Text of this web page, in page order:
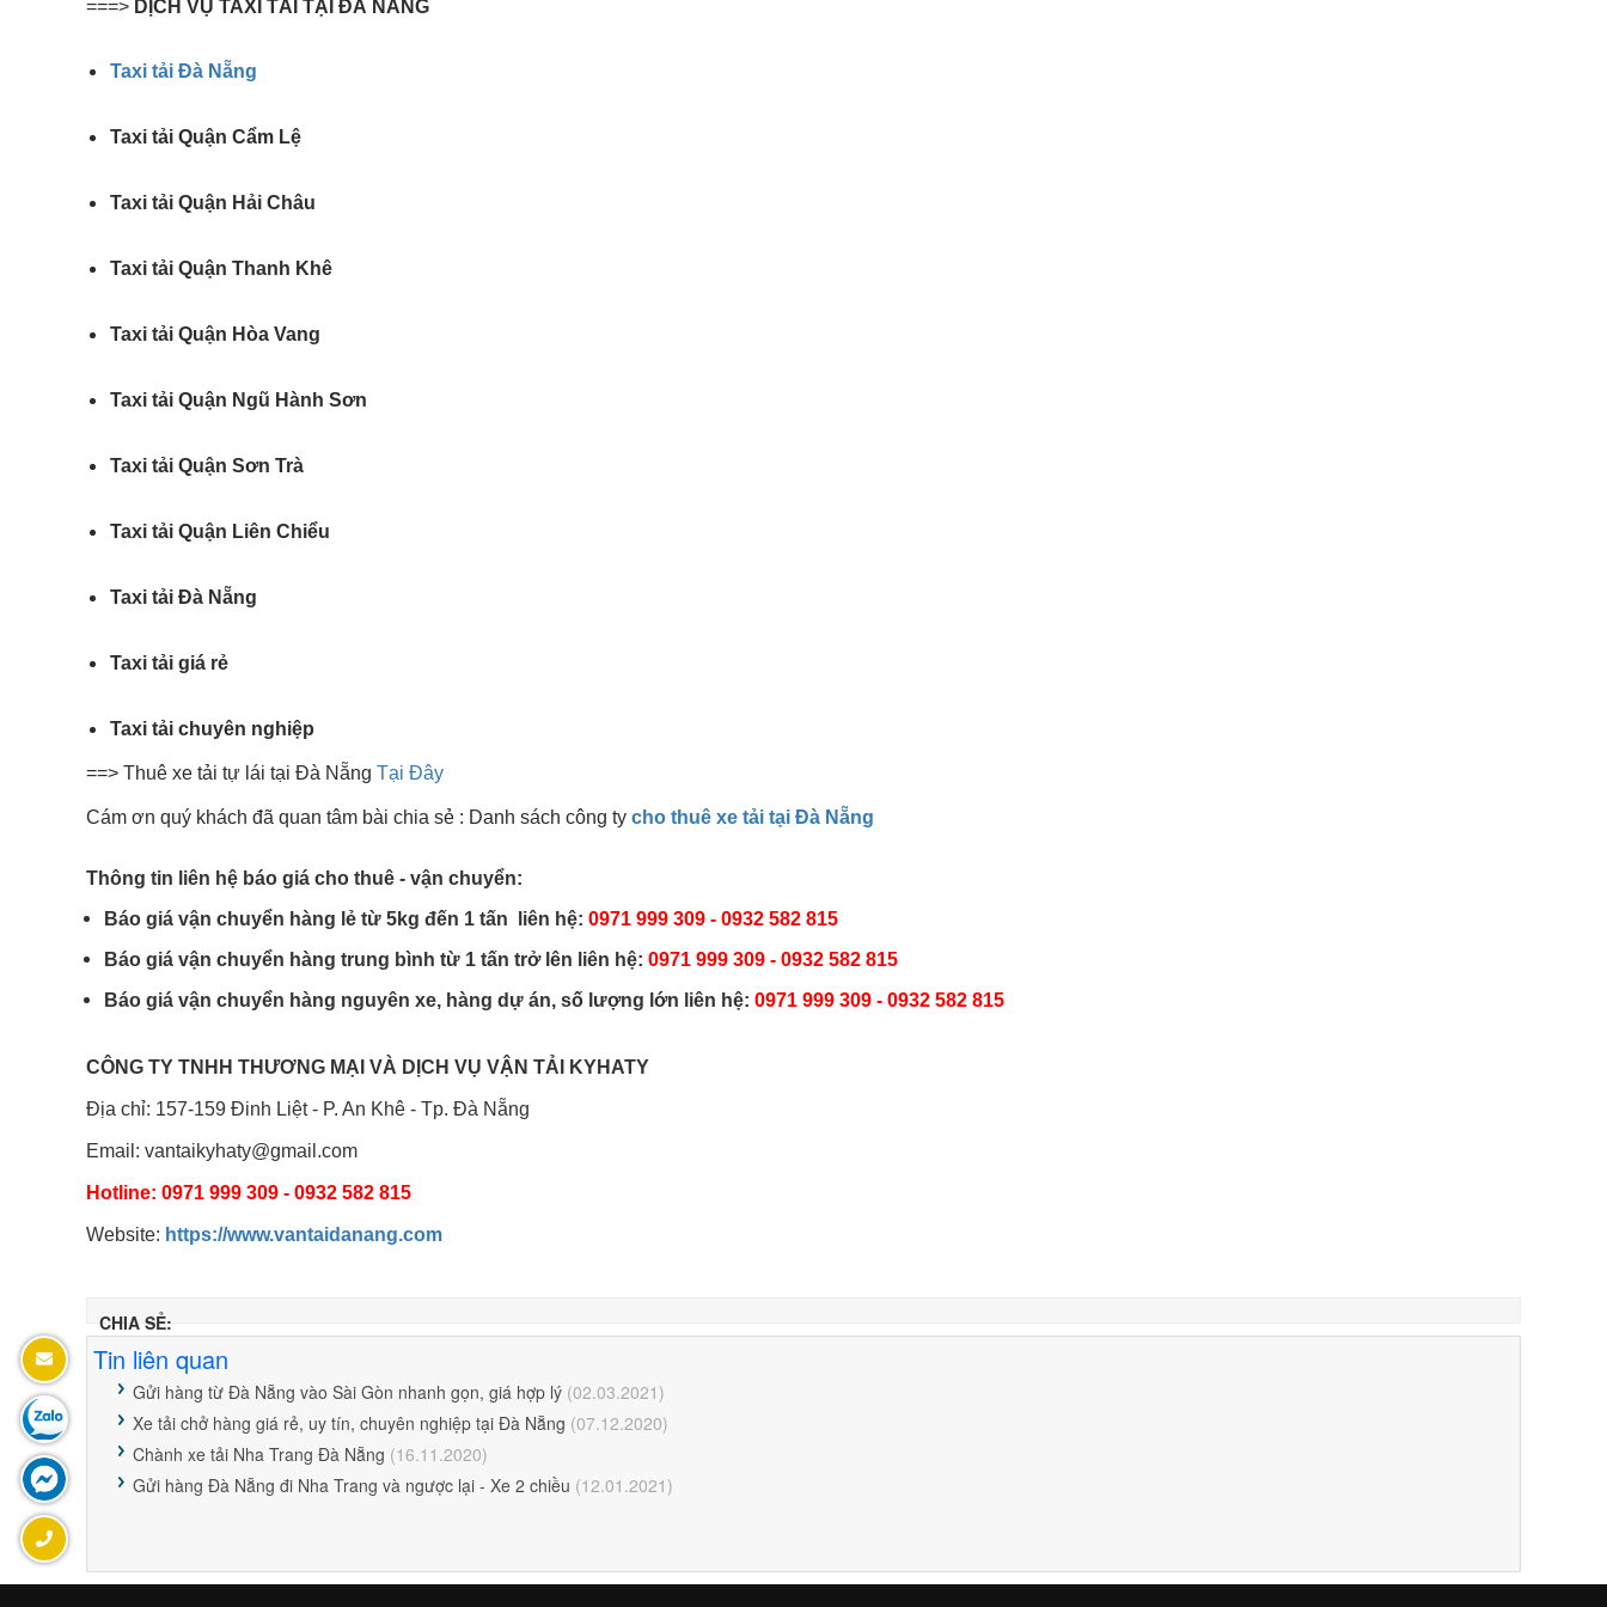
===> DỊCH VỤ TAXI TẢI TẠI ĐÀ NẴNG
Taxi tải Đà Nẵng
Taxi tải Quận Cẩm Lệ
Taxi tải Quận Hải Châu
Taxi tải Quận Thanh Khê
Taxi tải Quận Hòa Vang
Taxi tải Quận Ngũ Hành Sơn
Taxi tải Quận Sơn Trà
Taxi tải Quận Liên Chiểu
Taxi tải Đà Nẵng
Taxi tải giá rẻ
Taxi tải chuyên nghiệp
==> Thuê xe tải tự lái tại Đà Nẵng Tại Đây
Cám ơn quý khách đã quan tâm bài chia sẻ : Danh sách công ty cho thuê xe tải tại Đà Nẵng
Thông tin liên hệ báo giá cho thuê - vận chuyển:
Báo giá vận chuyển hàng lẻ từ 5kg đến 1 tấn liên hệ: 0971 999 309 - 0932 582 815
Báo giá vận chuyển hàng trung bình từ 1 tấn trở lên liên hệ: 0971 999 309 - 0932 582 815
Báo giá vận chuyển hàng nguyên xe, hàng dự án, số lượng lớn liên hệ: 0971 999 309 - 0932 582 815
CÔNG TY TNHH THƯƠNG MẠI VÀ DỊCH VỤ VẬN TẢI KYHATY
Địa chỉ: 157-159 Đinh Liệt - P. An Khê - Tp. Đà Nẵng
Email: vantaikyhaty@gmail.com
Hotline: 0971 999 309 - 0932 582 815
Website: https://www.vantaidanang.com
CHIA SẺ:
Tin liên quan
Gửi hàng từ Đà Nẵng vào Sài Gòn nhanh gọn, giá hợp lý (02.03.2021)
Xe tải chở hàng giá rẻ, uy tín, chuyên nghiệp tại Đà Nẵng (07.12.2020)
Chành xe tải Nha Trang Đà Nẵng (16.11.2020)
Gửi hàng Đà Nẵng đi Nha Trang và ngược lại - Xe 2 chiều (12.01.2021)